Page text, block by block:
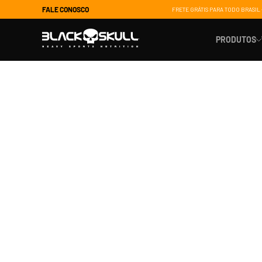
FALE CONOSCO FRETE GRÁTIS PARA TODO BRASIL
PRODUTOS
Controle